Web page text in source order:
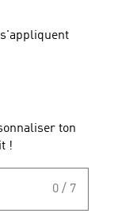
ton
!
0 / 7